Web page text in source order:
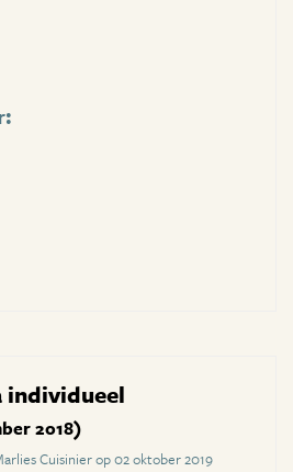
individueel
2018)
Cuisinier op 02 oktober 2019